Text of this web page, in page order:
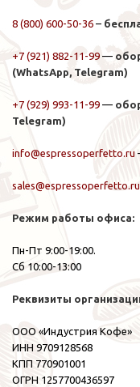
8 (800) 600-50-36 –
+7 (921) 882-11-99 —
(WhatsApp, Telegram)
+7 (929) 993-11-99 —
Telegram)
info@espressoperfetto.ru
sales@espressoperfetto.ru
Режим работы офиса:
Пн-Пт 9:00-19:00.
Сб 10:00-13:00
Реквизиты
ООО «Индустрия Кофе»
ИНН 9709128568
КПП 770901001
ОГРН 1257700436597